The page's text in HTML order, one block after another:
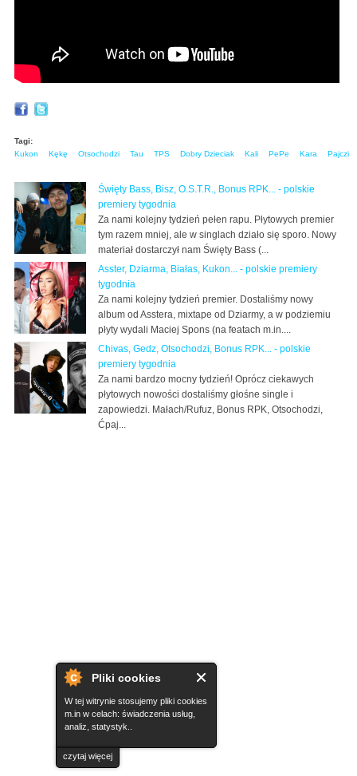
Pliki cookies
W tej witrynie stosujemy pliki cookies
m.in w celach: świadczenia usług,
analiz, statystyk..
czytaj więcej
Tagi:
Kukon
Kękę Otsochodzi Tau TPS Dobry Dzieciak Kali PePe Kara Pajczi
Święty Bass, Bisz, O.S.T.R., Bonus RPK... - polskie
premiery tygodnia
Za nami kolejny tydzień pełen rapu. Płytowych premier
tym razem mniej, ale w singlach działo się sporo. Nowy
materiał dostarczył nam Święty Bass (...
Asster, Dziarma, Białas, Kukon... - polskie premiery
tygodnia
Za nami kolejny tydzień premier. Dostaliśmy nowy
album od Asstera, mixtape od Dziarmy, a w podziemiu
płyty wydali Maciej Spons (na featach m.in....
Chivas, Gedz, Otsochodzi, Bonus RPK... - polskie
premiery tygodnia
Za nami bardzo mocny tydzień! Oprócz ciekawych
płytowych nowości dostaliśmy głośne single i
zapowiedzi. Małach/Rufuz, Bonus RPK, Otsochodzi,
Ćpaj...